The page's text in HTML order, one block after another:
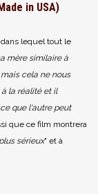
in USA)
lequel tout le
mère similaire à
cela ne nous
la réalité et il
que l'autre peut
que ce film montrera
sérieux" et à